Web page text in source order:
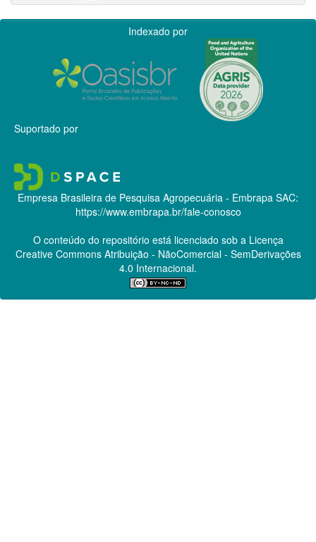
Indexado por
Suportado por
Empresa Brasileira de Pesquisa Agropecuária - Embrapa SAC:
https://www.embrapa.br/fale-conosco
O conteúdo do repositório está licenciado sob a Licença
Creative CommonsAtribuição - NãoComercial - SemDerivações
4.0 Internacional.